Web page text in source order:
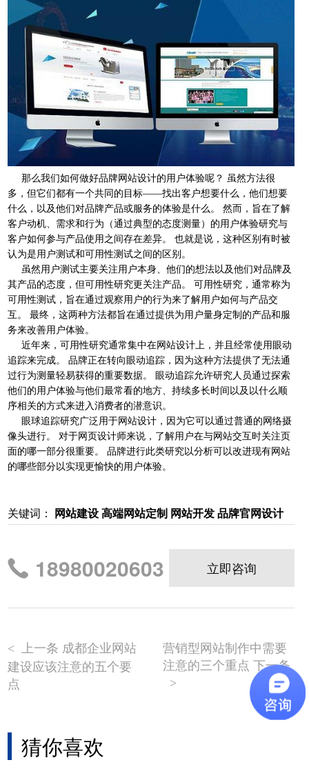
那么我们如何做好品牌网站设计的用户体验呢？ 虽然方法很
多，但它们都有一个共同的目标——找出客户想要什么，他们想要
什么，以及他们对品牌产品或服务的体验是什么。 然而，旨在了解
客户动机、需求和行为（通过典型的态度测量）的用户体验研究与
客户如何参与产品使用之间存在差异。 也就是说，这种区别有时被
认为是用户测试和可用性测试之间的区别。
虽然用户测试主要关注用户本身、他们的想法以及他们对品牌及
其产品的态度，但可用性研究更关注产品。 可用性研究，通常称为
可用性测试，旨在通过观察用户的行为来了解用户如何与产品交
互。 最终，这两种方法都旨在通过提供为用户量身定制的产品和服
务来改善用户体验。
近年来，可用性研究通常集中在网站设计上，并且经常使用眼动
追踪来完成。 品牌正在转向眼动追踪，因为这种方法提供了无法通
过行为测量轻易获得的重要数据。 眼动追踪允许研究人员通过探索
他们的用户体验与他们最常看的地方、持续多长时间以及以什么顺
序相关的方式来进入消费者的潜意识。
眼球追踪研究广泛用于网站设计，因为它可以通过普通的网络摄
像头进行。 对于网页设计师来说，了解用户在与网站交互时关注页
面的哪一部分很重要。 品牌进行此类研究以分析可以改进现有网站
的哪些部分以实现更愉快的用户体验。
关键词： 网站建设 高端网站定制 网站开发 品牌官网设计
18980020603 立即咨询
<
上一条 成都企业网站
建设应该注意的五个要
点
营销型网站制作中需要
注意的三个重点 下一条
>
猜你喜欢